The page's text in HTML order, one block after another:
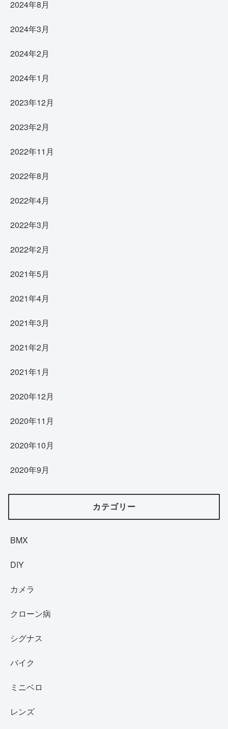
2024年8月
2024年3月
2024年2月
2024年1月
2023年12月
2023年2月
2022年11月
2022年8月
2022年4月
2022年3月
2022年2月
2021年5月
2021年4月
2021年3月
2021年2月
2021年1月
2020年12月
2020年11月
2020年10月
2020年9月
カテゴリー
BMX
DIY
カメラ
クローン病
シグナス
バイク
ミニベロ
レンズ